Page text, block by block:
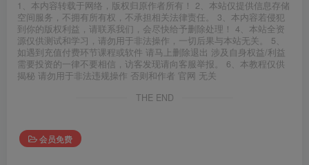
1、本内容转载于网络，版权归原作者所有！ 2、本站仅提供信息存储
空间服务，不拥有所有权，不承担相关法律责任。 3、本内容若侵犯
到你的版权利益，请联系我们，会尽快给予删除处理！ 4、本站全资
源仅供测试和学习，请勿用于非法操作，一切后果与本站无关。 5、
如遇到充值付费环节课程或软件 请马上删除退出 涉及自身权益/利益
需要投资的一律不要相信，访客发现请向客服举报。 6、本教程仅供
揭秘 请勿用于非法违规操作 否则和作者 官网 无关
THE END
会员免费